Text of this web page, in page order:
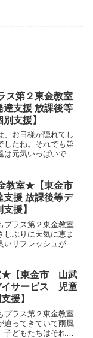
ス第２東金教室
達支援 放課後等
支援】
、お日様が隠れてし
したね。それでも第
は元気いっぱいで
ました。★クリスマ
リスマスリー...
教室★【東金市
支援 放課後等デ
援】
プラス第２東金教室
ぶりに天気に恵ま
リフレッシュがで
カピカの笑顔で登所
♪そん...
★【東金市 山武
サービス 児童
援】
プラス第２東金教室
迫ってきていて雨風
どもたちはそれ以